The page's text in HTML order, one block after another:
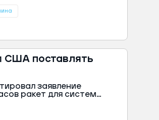
собственных запасов
США поставлять
заявление
ракет для систем
Вашингтон продолжит